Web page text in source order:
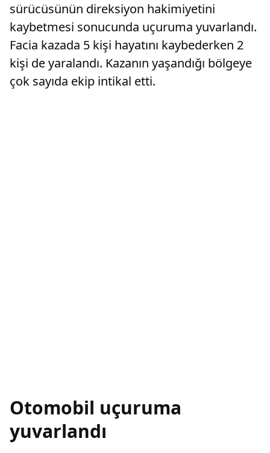
sürücüsünün direksiyon hakimiyetini
kaybetmesi sonucunda uçuruma yuvarlandı.
Facia kazada 5 kişi hayatını kaybederken 2
kişi de yaralandı. Kazanın yaşandığı bölgeye
çok sayıda ekip intikal etti.
Otomobil uçuruma
yuvarlandı